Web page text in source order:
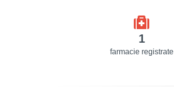
1
farmacie registrate